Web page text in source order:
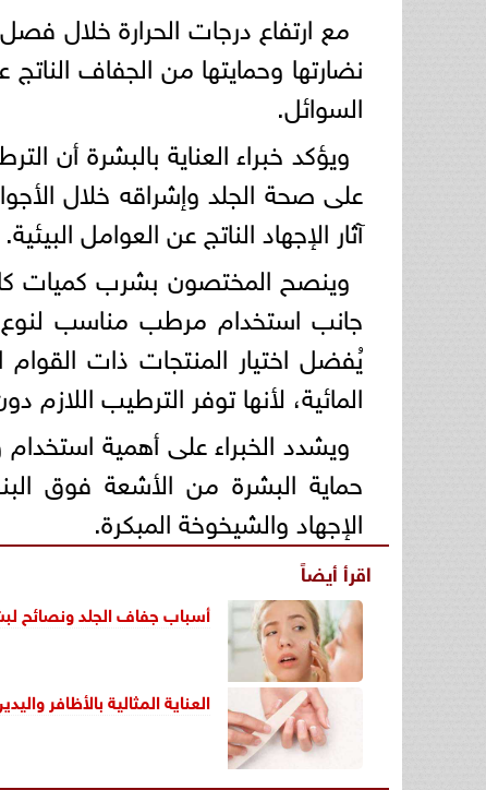
مع ارتفاع درجات الحرارة خلال
نضارتها وحمايتها من الجفاف
السوائل.
ويؤكد خبراء العناية بالبشرة أن
على صحة الجلد وإشراقه خلال
آثار الإجهاد الناتج عن العوامل البيئية.
وينصح المختصون بشرب كميات
جانب استخدام مرطب مناسب لنوع
يُفضل اختيار المنتجات ذات
المائية، لأنها توفر الترطيب
ويشدد الخبراء على أهمية
حماية البشرة من الأشعة فوق
الإجهاد والشيخوخة المبكرة.
اقرأ أيضاً
أسباب جفاف الجلد ونصائح
العناية المثالية بالأظافر واليدين..